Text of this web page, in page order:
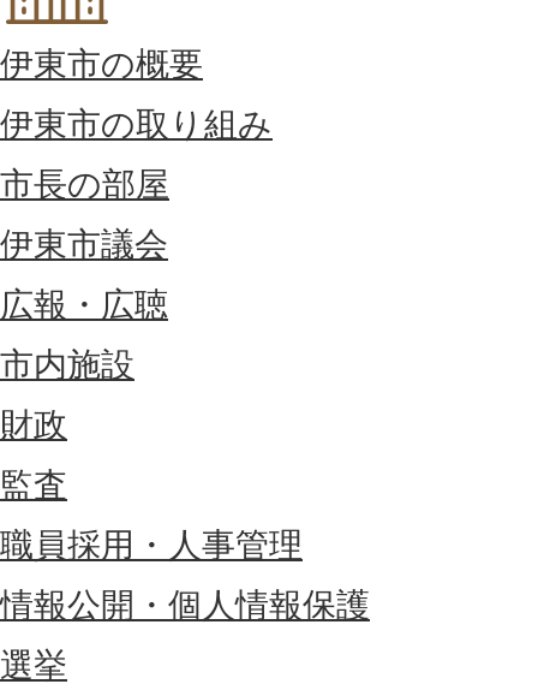
伊東市の概要
伊東市の取り組み
市長の部屋
伊東市議会
広報・広聴
市内施設
財政
監査
職員採用・人事管理
情報公開・個人情報保護
選挙